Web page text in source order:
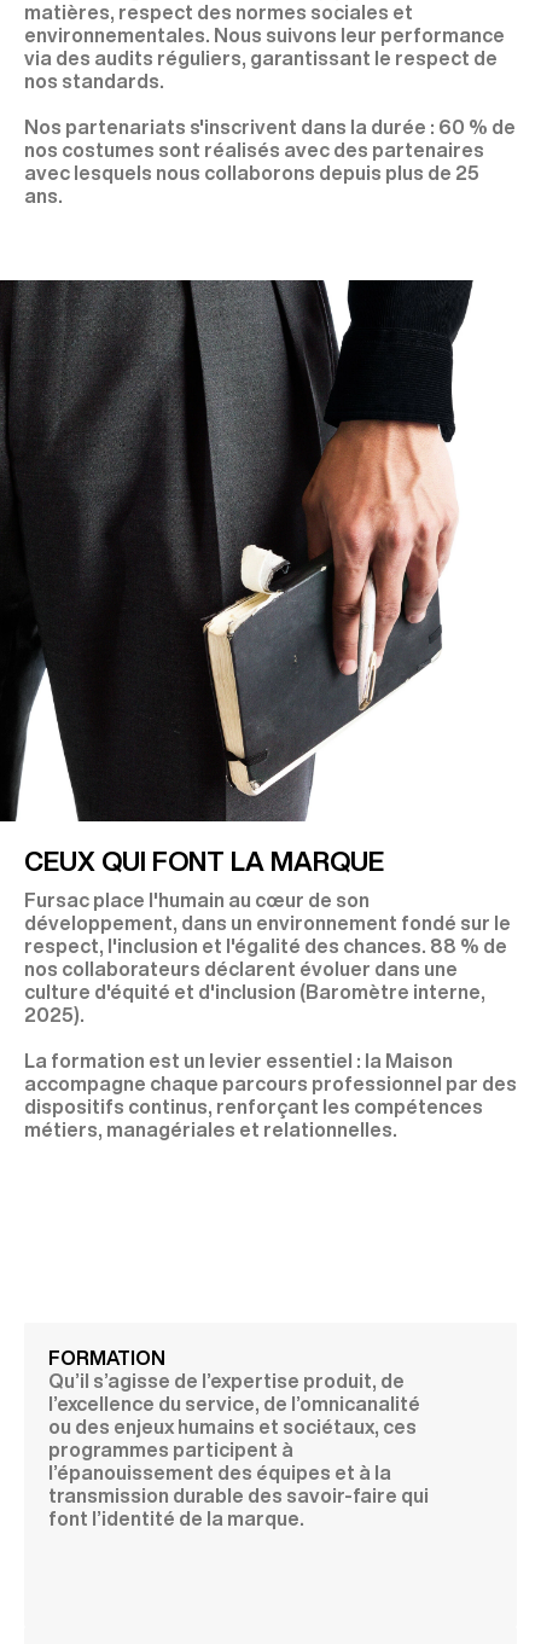
matières, respect des normes sociales et
environnementales. Nous suivons leur performance
via des audits réguliers, garantissant le respect de
nos standards.
Nos partenariats s'inscrivent dans la durée : 60 % de
nos costumes sont réalisés avec des partenaires
avec lesquels nous collaborons depuis plus de 25
ans.
CEUX QUI FONT LA MARQUE
Fursac place l'humain au cœur de son
développement, dans un environnement fondé sur le
respect, l'inclusion et l'égalité des chances. 88 % de
nos collaborateurs déclarent évoluer dans une
culture d'équité et d'inclusion (Baromètre interne,
2025).
La formation est un levier essentiel : la Maison
accompagne chaque parcours professionnel par des
dispositifs continus, renforçant les compétences
métiers, managériales et relationnelles.
FORMATION
Qu’il s’agisse de l’expertise produit, de
l’excellence du service, de l’omnicanalité
ou des enjeux humains et sociétaux, ces
programmes participent à
l’épanouissement des équipes et à la
transmission durable des savoir-faire qui
font l’identité de la marque.